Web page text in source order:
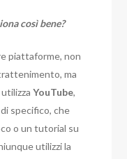
così bene?
piattaforme, non
ma
utilizzaYouTube,
specifico, che
o un tutorial su
utilizzi la